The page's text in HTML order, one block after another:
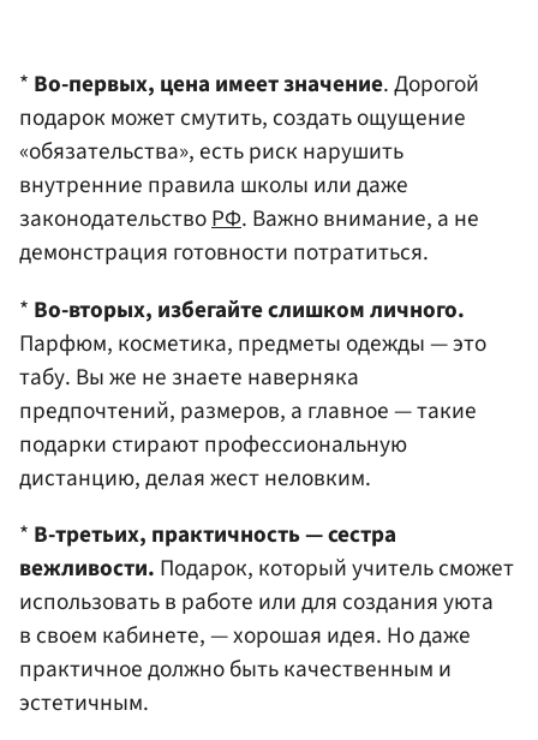
* Во-первых, цена имеет значение. Дорогой
подарок может смутить, создать ощущение
«обязательства», есть риск нарушить
внутренние правила школы или даже
законодательствоРФ. Важно внимание, а не
демонстрация готовности потратиться.
* Во-вторых, избегайте слишком личного.
Парфюм, косметика, предметы одежды — это
табу. Вы же не знаете наверняка
предпочтений, размеров, а главное — такие
подарки стирают профессиональную
дистанцию, делая жест неловким.
* В-третьих, практичность — сестра
вежливости. Подарок, который учитель сможет
использовать в работе или для создания уюта
в своем кабинете, — хорошая идея. Но даже
практичное должно быть качественным и
эстетичным.